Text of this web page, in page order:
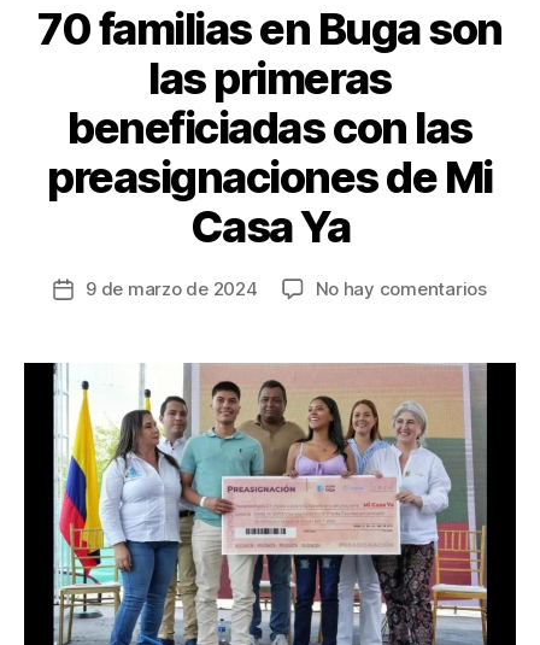
70 familias en Buga son
las primeras
beneficiadas con las
preasignaciones de Mi
Casa Ya
Fecha
entrada
9 de marzo de 2024 No hay comentariosen
en
con
de
Mi